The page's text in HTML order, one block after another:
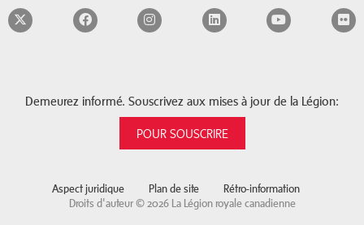
TwitterFacebookInstagramLinkedInYouTube
Demeurez informé. Souscrivez aux mises à jour de la Légion:
POUR SOUSCRIRE
Aspect juridique Plan de site
Rétro-information
Droits d'auteur © 2026 La Légion royale canadienne